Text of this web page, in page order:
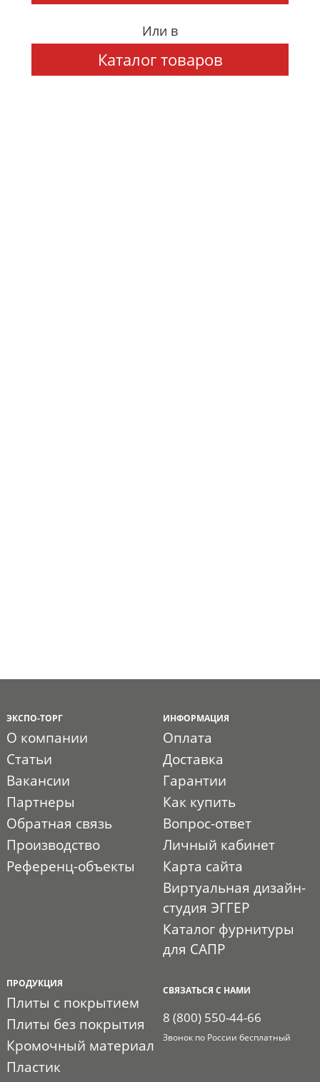
Или в
Каталог товаров
ЭКСПО-ТОРГ
О компании
Статьи
Вакансии
Партнеры
Обратная связь
Производство
Референц-объекты
ИНФОРМАЦИЯ
Оплата
Доставка
Гарантии
Как купить
Вопрос-ответ
Личный кабинет
Карта сайта
Виртуальная дизайн-
студия ЭГГЕР
Каталог фурнитуры
для САПР
ПРОДУКЦИЯ
Плиты с покрытием
Плиты без покрытия
Кромочный материал
Пластик
СВЯЗАТЬСЯ С НАМИ
8 (800) 550-44-66
Звонок по России бесплатный